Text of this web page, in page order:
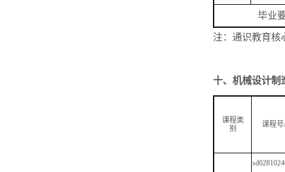
毕业
注：通识教育核
十、 机械设计制
课程类
别
课程号/